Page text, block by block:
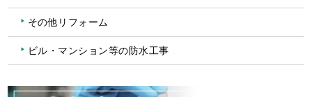
その他リフォーム
ビル・マンション等の防水工事